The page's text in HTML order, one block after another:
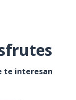
te interesan